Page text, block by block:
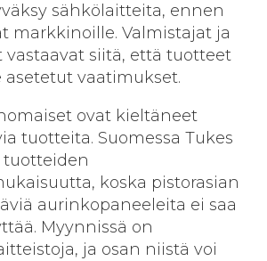
sähkölaitteita, ennen
markkinoille. Valmistajat ja
siitä, että tuotteet
vaatimukset.
ovat kieltäneet
tuotteita. Suomessa Tukes
koska pistorasian
aurinkopaneeleita ei saa
Myynnissä on
ja osan niistä voi